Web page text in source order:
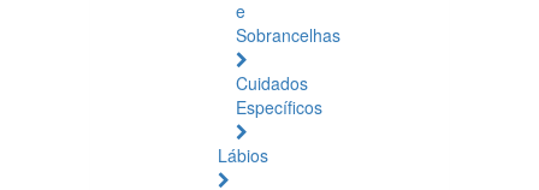
e
Sobrancelhas
Cuidados
Específicos
Lábios